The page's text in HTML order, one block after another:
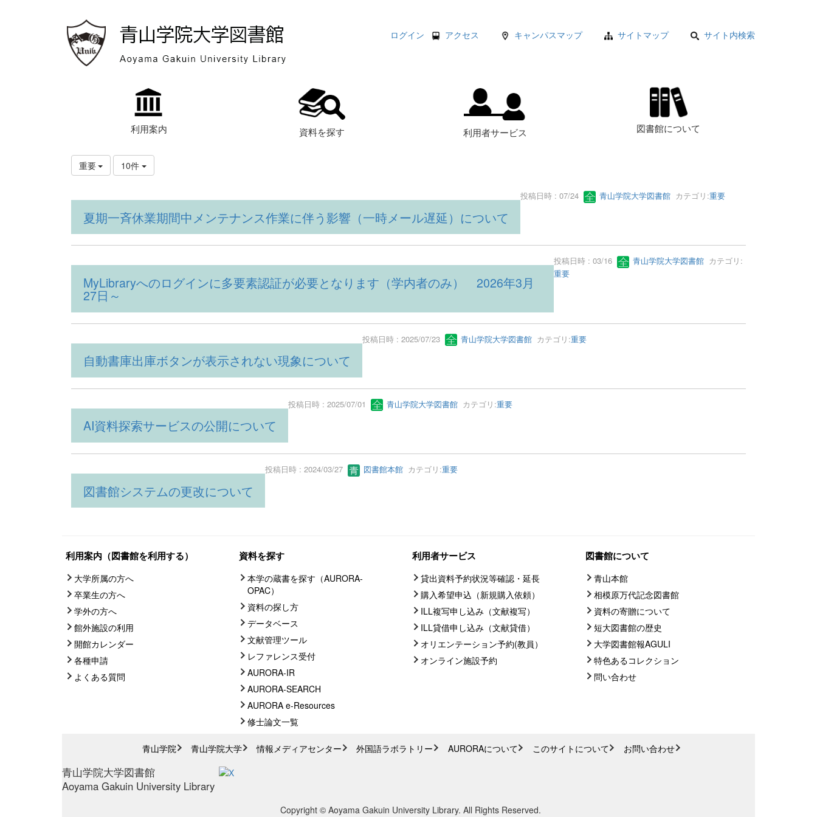
ログイン アクセス キャンパスマップ サイトマップ サイト内検索
利用案内 資料を探す 利用者サービス 図書館について
重要 10件
夏期一斉休業期間中メンテナンス作業に伴う影響（一時メール遅延）について
投稿日時 : 07/24 青山学院大学図書館 カテゴリ:重要
MyLibraryへのログインに多要素認証が必要となります（学内者のみ） 2026年3月
27日～
投稿日時 : 03/16 青山学院大学図書館カテゴリ:
重要
自動書庫出庫ボタンが表示されない現象について
投稿日時 : 2025/07/23 青山学院大学図書館 カテゴリ:重要
AI資料探索サービスの公開について
投稿日時 : 2025/07/01 青山学院大学図書館 カテゴリ:重要
図書館システムの更改について
投稿日時 : 2024/03/27 図書館本館 カテゴリ:重要
利用案内（図書館を利用する）
大学所属の方へ
卒業生の方へ
学外の方へ
館外施設の利用
開館カレンダー
各種申請
よくある質問
資料を探す
本学の蔵書を探す（AURORA-
OPAC）
資料の探し方
データベース
文献管理ツール
レファレンス受付
AURORA-IR
AURORA-SEARCH
AURORA e-Resources
修士論文一覧
利用者サービス
貸出資料予約状況等確認・延長
購入希望申込（新規購入依頼）
ILL複写申し込み（文献複写）
ILL貸借申し込み（文献貸借）
オリエンテーション予約(教員）
オンライン施設予約
図書館について
青山本館
相模原万代記念図書館
資料の寄贈について
短大図書館の歴史
大学図書館報AGULI
特色あるコレクション
問い合わせ
青山学院 青山学院大学 情報メディアセンター 外国語ラボラトリー AURORAについて このサイトについて お問い合わせ
青山学院大学図書館
Aoyama Gakuin University Library
Copyright © Aoyama Gakuin University Library. All Rights Reserved.